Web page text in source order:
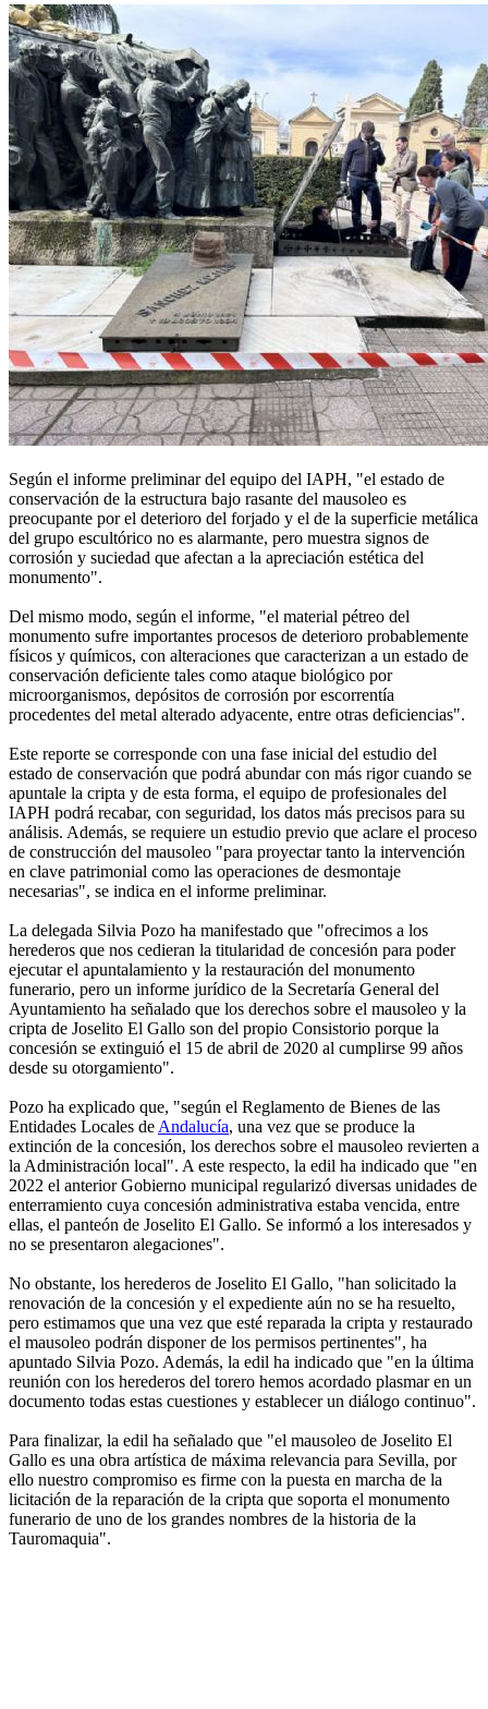
Según el informe preliminar del equipo del IAPH, "el estado de
conservación de la estructura bajo rasante del mausoleo es
preocupante por el deterioro del forjado y el de la superficie metálica
del grupo escultórico no es alarmante, pero muestra signos de
corrosión y suciedad que afectan a la apreciación estética del
monumento".
Del mismo modo, según el informe, "el material pétreo del
monumento sufre importantes procesos de deterioro probablemente
físicos y químicos, con alteraciones que caracterizan a un estado de
conservación deficiente tales como ataque biológico por
microorganismos, depósitos de corrosión por escorrentía
procedentes del metal alterado adyacente, entre otras deficiencias".
Este reporte se corresponde con una fase inicial del estudio del
estado de conservación que podrá abundar con más rigor cuando se
apuntale la cripta y de esta forma, el equipo de profesionales del
IAPH podrá recabar, con seguridad, los datos más precisos para su
análisis. Además, se requiere un estudio previo que aclare el proceso
de construcción del mausoleo "para proyectar tanto la intervención
en clave patrimonial como las operaciones de desmontaje
necesarias", se indica en el informe preliminar.
La delegada Silvia Pozo ha manifestado que "ofrecimos a los
herederos que nos cedieran la titularidad de concesión para poder
ejecutar el apuntalamiento y la restauración del monumento
funerario, pero un informe jurídico de la Secretaría General del
Ayuntamiento ha señalado que los derechos sobre el mausoleo y la
cripta de Joselito El Gallo son del propio Consistorio porque la
concesión se extinguió el 15 de abril de 2020 al cumplirse 99 años
desde su otorgamiento".
Pozo ha explicado que, "según el Reglamento de Bienes de las
Entidades Locales de Andalucía, una vez que se produce la
extinción de la concesión, los derechos sobre el mausoleo revierten a
la Administración local". A este respecto, la edil ha indicado que "en
2022 el anterior Gobierno municipal regularizó diversas unidades de
enterramiento cuya concesión administrativa estaba vencida, entre
ellas, el panteón de Joselito El Gallo. Se informó a los interesados y
no se presentaron alegaciones".
No obstante, los herederos de Joselito El Gallo, "han solicitado la
renovación de la concesión y el expediente aún no se ha resuelto,
pero estimamos que una vez que esté reparada la cripta y restaurado
el mausoleo podrán disponer de los permisos pertinentes", ha
apuntado Silvia Pozo. Además, la edil ha indicado que "en la última
reunión con los herederos del torero hemos acordado plasmar en un
documento todas estas cuestiones y establecer un diálogo continuo".
Para finalizar, la edil ha señalado que "el mausoleo de Joselito El
Gallo es una obra artística de máxima relevancia para Sevilla, por
ello nuestro compromiso es firme con la puesta en marcha de la
licitación de la reparación de la cripta que soporta el monumento
funerario de uno de los grandes nombres de la historia de la
Tauromaquia".